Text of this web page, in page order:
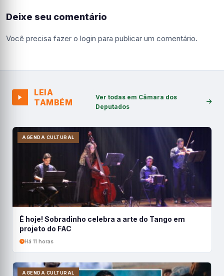
Deixe seu comentário
Você precisa fazer o login para publicar um comentário.
LEIA
TAMBÉM
Ver todas em Câmara dos
Deputados
AGENDA CULTURAL
É hoje! Sobradinho celebra a arte do Tango em
projeto do FAC
Há 11 horas
AGENDA CULTURAL